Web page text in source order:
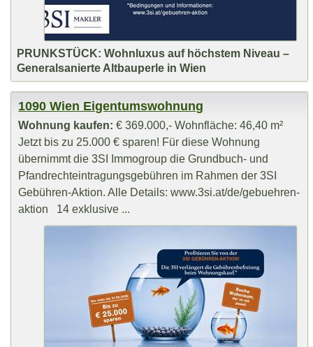
PRUNKSTÜCK: Wohnluxus auf höchstem Niveau –
Generalsanierte Altbauperle in Wien
1090 Wien Eigentumswohnung
Wohnung kaufen: € 369.000,- Wohnfläche: 46,40 m²
Jetzt bis zu 25.000 € sparen! Für diese Wohnung
übernimmt die 3SI Immogroup die Grundbuch- und
Pfandrechteintragungsgebühren im Rahmen der 3SI
Gebühren-Aktion. Alle Details: www.3si.at/de/gebuehren-
aktion 14 exklusive ...